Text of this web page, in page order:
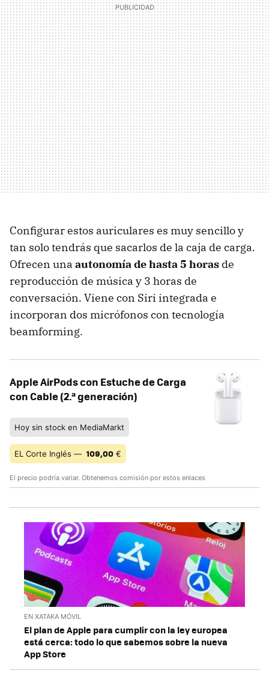
Configurar estos auriculares es muy sencillo y
tan solo tendrás que sacarlos de la caja de carga.
Ofrecen una autonomía de hasta 5 horas de
reproducción de música y 3 horas de
conversación. Viene con Siri integrada e
incorporan dos micrófonos con tecnología
beamforming.
Apple AirPods con Estuche de Carga
con Cable (2.ª generación)
Hoy sin stock en MediaMarkt
EL Corte Inglés — 109,00 €
El precio podría variar. Obtenemos comisión por estos enlaces
EN XATAKA MÓVIL
El plan de Apple para cumplir con la ley europea
está cerca: todo lo que sabemos sobre la nueva
App Store